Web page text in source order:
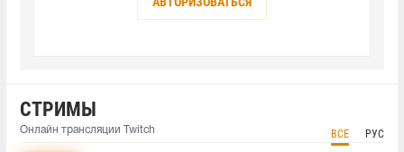
СТРИМЫ
Онлайн трансляции Twitch ВСЕ РУС